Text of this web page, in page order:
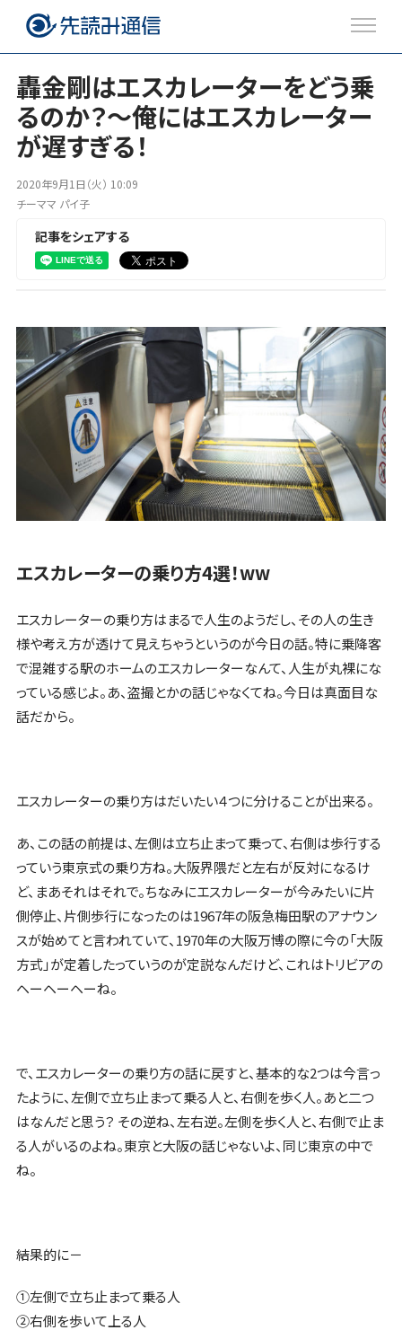
注目のトピックス
Twitter
Facebook
轟金剛はエスカレーターをどう乗
るのか？～俺にはエスカレーター
が遅すぎる！
2020年9月1日（火） 10:09
チーママ パイ子
記事をシェアする
エスカレーターの乗り方4選！ww
エスカレーターの乗り方はまるで人生のようだし、その人の生き
様や考え方が透けて見えちゃうというのが今日の話。特に乗降客
で混雑する駅のホームのエスカレーターなんて、人生が丸裸にな
っている感じよ。あ、盗撮とかの話じゃなくてね。今日は真面目な
話だから。
エスカレーターの乗り方はだいたい４つに分けることが出来る。
あ、この話の前提は、左側は立ち止まって乗って、右側は歩行する
っていう東京式の乗り方ね。大阪界隈だと左右が反対になるけ
ど、まあそれはそれで。ちなみにエスカレーターが今みたいに片
側停止、片側歩行になったのは1967年の阪急梅田駅のアナウン
スが始めてと言われていて、1970年の大阪万博の際に今の「大阪
方式」が定着したっていうのが定説なんだけど、これはトリビアの
ヘーヘーヘーね。
で、エスカレーターの乗り方の話に戻すと、基本的な2つは今言っ
たように、左側で立ち止まって乗る人と、右側を歩く人。あと二つ
はなんだと思う？ その逆ね、左右逆。左側を歩く人と、右側で止ま
る人がいるのよね。東京と大阪の話じゃないよ、同じ東京の中で
ね。
結果的に－
①左側で立ち止まって乗る人
②右側を歩いて上る人